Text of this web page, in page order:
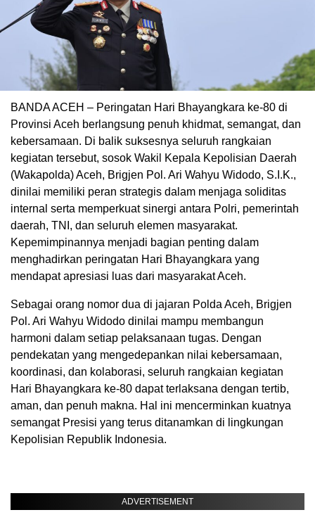
BANDA ACEH – Peringatan Hari Bhayangkara ke-80 di
Provinsi Aceh berlangsung penuh khidmat, semangat, dan
kebersamaan. Di balik suksesnya seluruh rangkaian
kegiatan tersebut, sosok Wakil Kepala Kepolisian Daerah
(Wakapolda) Aceh, Brigjen Pol. Ari Wahyu Widodo, S.I.K.,
dinilai memiliki peran strategis dalam menjaga soliditas
internal serta memperkuat sinergi antara Polri, pemerintah
daerah, TNI, dan seluruh elemen masyarakat.
Kepemimpinannya menjadi bagian penting dalam
menghadirkan peringatan Hari Bhayangkara yang
mendapat apresiasi luas dari masyarakat Aceh.
Sebagai orang nomor dua di jajaran Polda Aceh, Brigjen
Pol. Ari Wahyu Widodo dinilai mampu membangun
harmoni dalam setiap pelaksanaan tugas. Dengan
pendekatan yang mengedepankan nilai kebersamaan,
koordinasi, dan kolaborasi, seluruh rangkaian kegiatan
Hari Bhayangkara ke-80 dapat terlaksana dengan tertib,
aman, dan penuh makna. Hal ini mencerminkan kuatnya
semangat Presisi yang terus ditanamkan di lingkungan
Kepolisian Republik Indonesia.
ADVERTISEMENT